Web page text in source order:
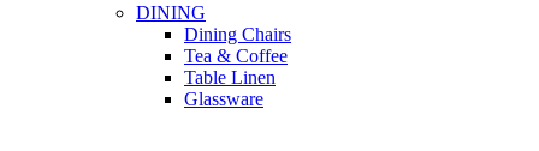
DINING
Dining Chairs
Tea & Coffee
Table Linen
Glassware